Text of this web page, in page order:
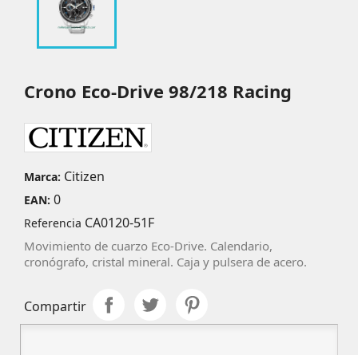
Crono Eco-Drive 98/218 Racing
Marca: Citizen
EAN: 0
Referencia CA0120-51F
Movimiento de cuarzo Eco-Drive. Calendario,
cronógrafo, cristal mineral. Caja y pulsera de acero.
Compartir